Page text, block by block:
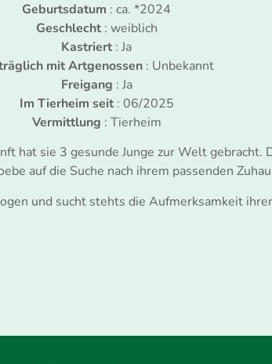
Geburtsdatum : ca. *2024
Geschlecht: weiblich
Kastriert : Ja
mit Artgenossen : Unbekannt
Freigang : Ja
Im Tierheim seit : 06/2025
Vermittlung : Tierheim
hat sie 3 gesunde Junge zur Welt
auf die Suche nach ihrem passenden
und sucht stehts die Aufmerksamkeit